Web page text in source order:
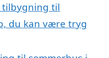
tilbygning til
du kan være tryg